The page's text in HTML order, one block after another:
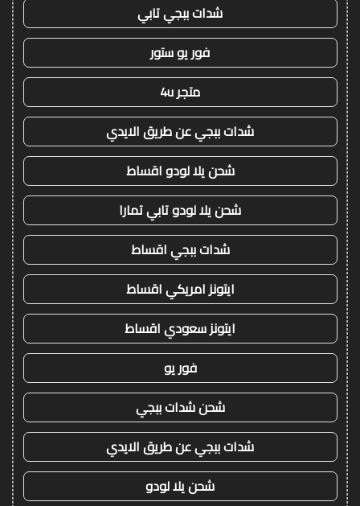
شدات ببجي تابي
فور يو ستور
متجر 4u
شدات ببجي عن طريق الايدي
شحن يلا لودو اقساط
شحن يلا لودو تابي تمارا
شدات ببجي اقساط
ايتونز امريكي اقساط
ايتونز سعودي اقساط
فور يو
شحن شدات ببجي
شدات ببجي عن طريق الايدي
شحن يلا لودو